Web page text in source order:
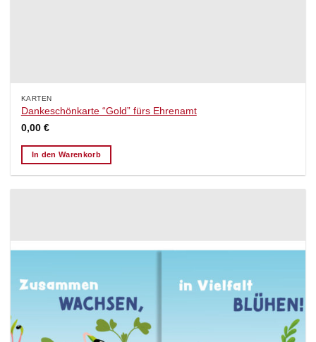
KARTEN
Dankeschönkarte “Gold” fürs Ehrenamt
0,00 €
In den Warenkorb